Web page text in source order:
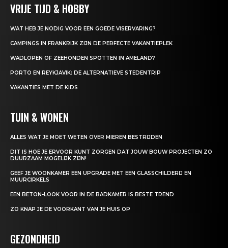
VRIJE TIJD & HOBBY
WAT HEB JE NODIG VOOR EEN GOEDE VISERVARING?
CAMPINGS IN FRANKRIJK ZIJN DE PERFECTE VAKANTIEPLEK
WADLOPEN OF ZEEHONDEN SPOTTEN IN AMELAND?
PORTO EN REYKJAVIK: DE ALTERNATIEVE STEDENTRIP
VAKANTIES MET DE KIDS
TUIN & WONEN
ALLES WAT JE MOET WETEN OVER MIEREN BESTRIJDEN
DIT IS HOE JE ERVOOR KUNT ZORGEN DAT JOUW BOUW PROJECTEN ZO
DUURZAAM MOGELIJK ZIJN!
GEEF JE WOONKAMER EEN UPGRADE MET EEN GLASSCHILDERIJ EN
MUURCIRKELS
EEN BETON-LOOK VOOR IN DE BADKAMER IS BESTE TREND
ZO KNAP JE DE VOORKANT VAN JE HUIS OP
GEZONDHEID